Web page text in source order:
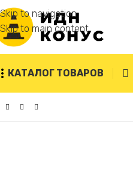
Skip to navigation
Skip to main content
КАТАЛОГ ТОВАРОВ